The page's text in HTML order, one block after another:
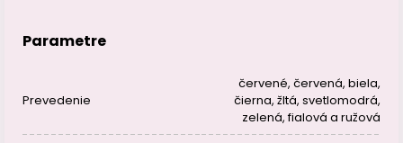
Parametre
Prevedenie
červené, červená, biela,
čierna, žltá, svetlomodrá,
zelená, fialová a ružová